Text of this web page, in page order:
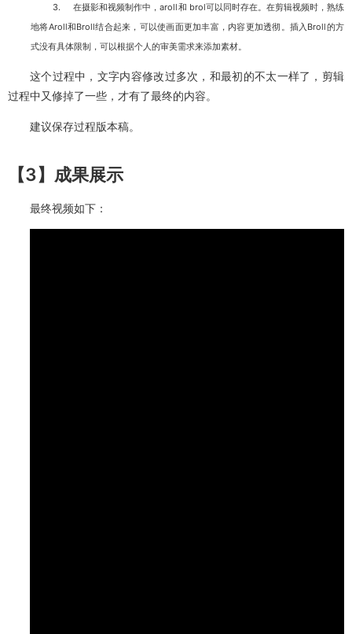
3.
在摄影和视频制作中，aroll和 brol可以同时存在。在剪辑视频时，熟练
地将Aroll和Broll结合起来，可以使画面更加丰富，内容更加透彻。插入Broll的方
式没有具体限制，可以根据个人的审美需求来添加素材。
这个过程中，文字内容修改过多次，和最初的不太一样了，剪辑
过程中又修掉了一些，才有了最终的内容。
建议保存过程版本稿。
【3】成果展示
最终视频如下：